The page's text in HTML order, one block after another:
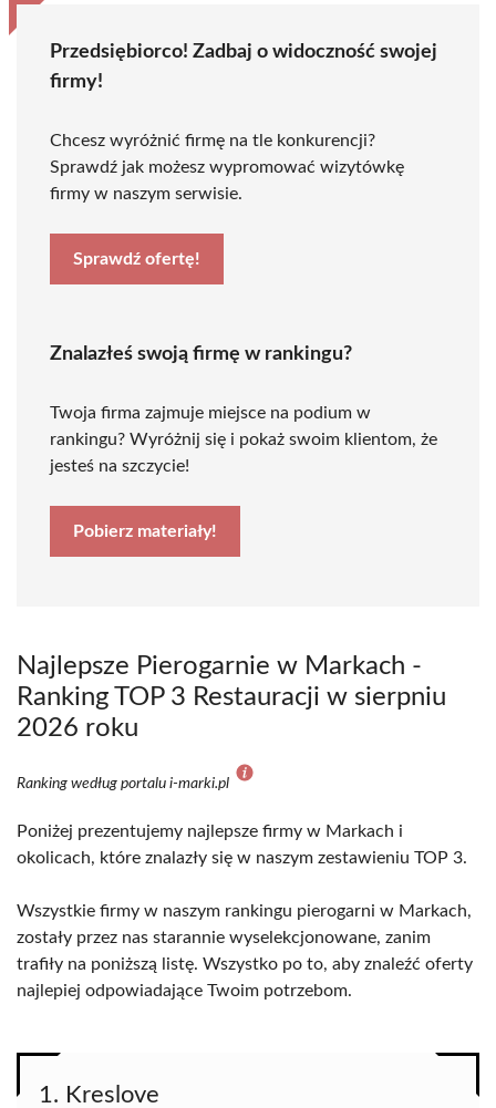
Przedsiębiorco! Zadbaj o widoczność swojej
firmy!
Chcesz wyróżnić firmę na tle konkurencji?
Sprawdź jak możesz wypromować wizytówkę
firmy w naszym serwisie.
Sprawdź ofertę!
Znalazłeś swoją firmę w rankingu?
Twoja firma zajmuje miejsce na podium w
rankingu? Wyróżnij się i pokaż swoim klientom, że
jesteś na szczycie!
Pobierz materiały!
Najlepsze Pierogarnie w Markach -
Ranking TOP 3 Restauracji w sierpniu
2026 roku
Ranking według portalu i-marki.pl
Poniżej prezentujemy najlepsze firmy w Markach i
okolicach, które znalazły się w naszym zestawieniu TOP 3.
Wszystkie firmy w naszym rankingu pierogarni w Markach,
zostały przez nas starannie wyselekcjonowane, zanim
trafiły na poniższą listę. Wszystko po to, aby znaleźć oferty
najlepiej odpowiadające Twoim potrzebom.
1. Kreslove